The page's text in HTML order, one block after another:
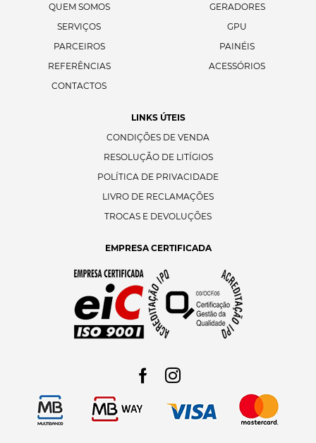
QUEM SOMOS
SERVIÇOS
PARCEIROS
REFERÊNCIAS
CONTACTOS
GERADORES
GPU
PAINÉIS
ACESSÓRIOS
LINKS ÚTEIS
CONDIÇÕES DE VENDA
RESOLUÇÃO DE LITÍGIOS
POLÍTICA DE PRIVACIDADE
LIVRO DE RECLAMAÇÕES
TROCAS E DEVOLUÇÕES
EMPRESA CERTIFICADA